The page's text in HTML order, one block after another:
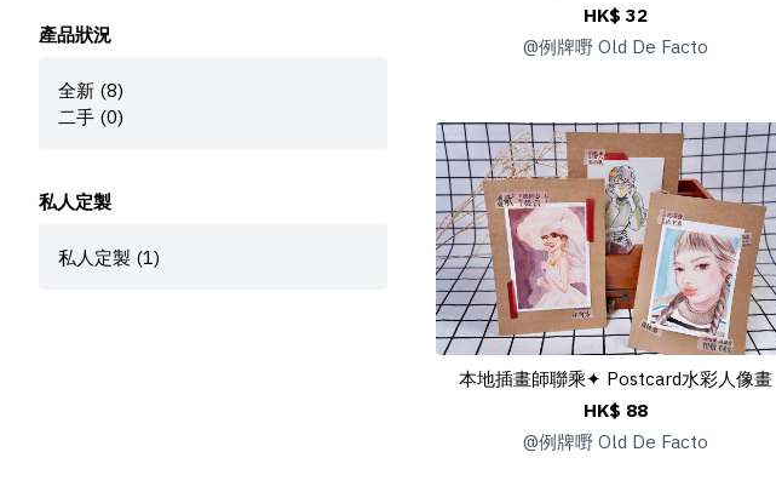
產品狀況
全新 (8)
二手 (0)
私人定製
私人定製 (1)
HK$ 32
@例牌嘢 Old De Facto
本地插畫師聯乘✦ Postcard水彩人像畫
HK$ 88
@例牌嘢 Old De Facto